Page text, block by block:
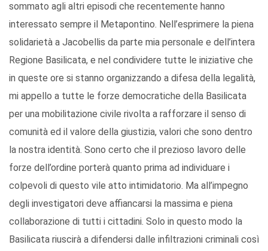
sommato agli altri episodi che recentemente hanno
interessato sempre il Metapontino. Nell’esprimere la piena
solidarietà a Jacobellis da parte mia personale e dell’intera
Regione Basilicata, e nel condividere tutte le iniziative che
in queste ore si stanno organizzando a difesa della legalità,
mi appello a tutte le forze democratiche della Basilicata
per una mobilitazione civile rivolta a rafforzare il senso di
comunità ed il valore della giustizia, valori che sono dentro
la nostra identità. Sono certo che il prezioso lavoro delle
forze dell’ordine porterà quanto prima ad individuare i
colpevoli di questo vile atto intimidatorio. Ma all’impegno
degli investigatori deve affiancarsi la massima e piena
collaborazione di tutti i cittadini. Solo in questo modo la
Basilicata riuscirà a difendersi dalle infiltrazioni criminali così